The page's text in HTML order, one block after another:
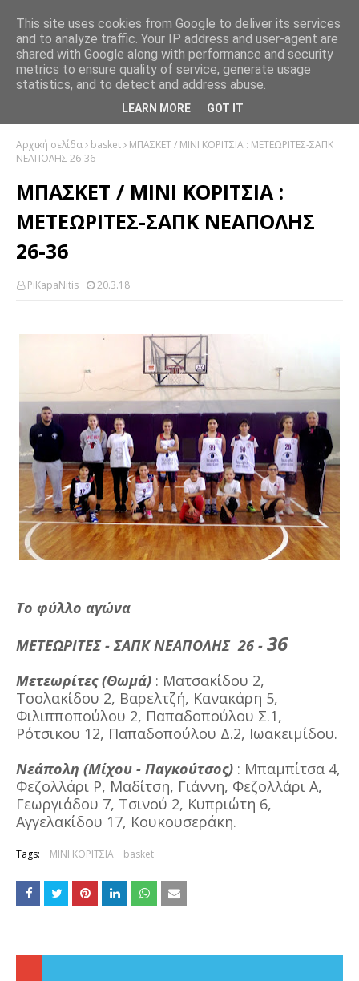
Αρχική σελίδα basket
ΜΠΑΣΚΕΤ / ΜΙΝΙ ΚΟΡΙΤΣΙΑ : ΜΕΤΕΩΡΙΤΕΣ-ΣΑΠΚ
ΝΕΑΠΟΛΗΣ 26-36
ΜΠΑΣΚΕΤ / ΜΙΝΙ ΚΟΡΙΤΣΙΑ :
ΜΕΤΕΩΡΙΤΕΣ-ΣΑΠΚ ΝΕΑΠΟΛΗΣ
26-36
PiKapaNitis 20.3.18
Το φύλλο αγώνα
ΜΕΤΕΩΡΙΤΕΣ - ΣΑΠΚ ΝΕΑΠΟΛΗΣ 26 - 36
Μετεωρίτες (Θωμά) : Ματσακίδου 2,
Τσολακίδου 2, Βαρελτζή, Κανακάρη 5,
Φιλιπποπούλου 2, Παπαδοπούλου Σ.1,
Ρότσικου 12, Παπαδοπούλου Δ.2, Ιωακειμίδου.
Νεάπολη (Μίχου - Παγκούτσος) : Μπαμπίτσα 4,
Φεζολλάρι Ρ, Μαδίτση, Γιάννη, Φεζολλάρι Α,
Γεωργιάδου 7, Τσινού 2, Κυπριώτη 6,
Αγγελακίδου 17, Κουκουσεράκη.
Tags: ΜΙΝΙ ΚΟΡΙΤΣΙΑ basket
This site uses cookies from Google to deliver its services
and to analyze traffic. Your IP address and user-agent are
shared with Google along with performance and security
metrics to ensure quality of service, generate usage
statistics, and to detect and address abuse.
LEARN MORE GOT IT